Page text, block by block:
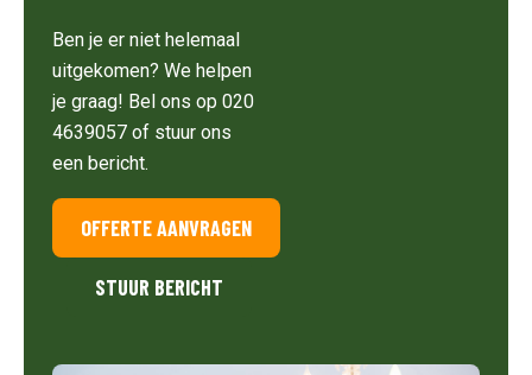
Ben je er niet helemaal
uitgekomen? We helpen
je graag! Bel ons op 020
4639057 of stuur ons
een bericht.
OFFERTE AANVRAGEN
STUUR BERICHT